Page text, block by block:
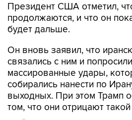
Президент США отметил,
продолжаются, и что он
будет дальше.
Он вновь заявил, что
связались с ним и
массированные удары,
собирались нанести по
выходных. При этом Трамп
том, что они отрицают